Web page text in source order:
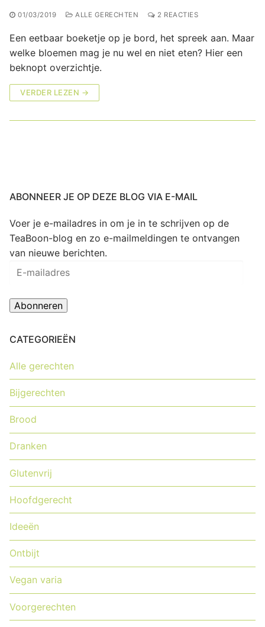
01/03/2019 ALLE GERECHTEN 2 REACTIES
Een eetbaar boeketje op je bord, het spreek aan. Maar
welke bloemen mag je nu wel en niet eten? Hier een
beknopt overzichtje.
VERDER LEZEN →
ABONNEER JE OP DEZE BLOG VIA E-MAIL
Voer je e-mailadres in om je in te schrijven op de
TeaBoon-blog en zo e-mailmeldingen te ontvangen
van nieuwe berichten.
E-
Abonneren
CATEGORIEËN
Alle gerechten
Bijgerechten
Brood
Dranken
Glutenvrij
Hoofdgerecht
Ideeën
Ontbijt
Vegan varia
Voorgerechten